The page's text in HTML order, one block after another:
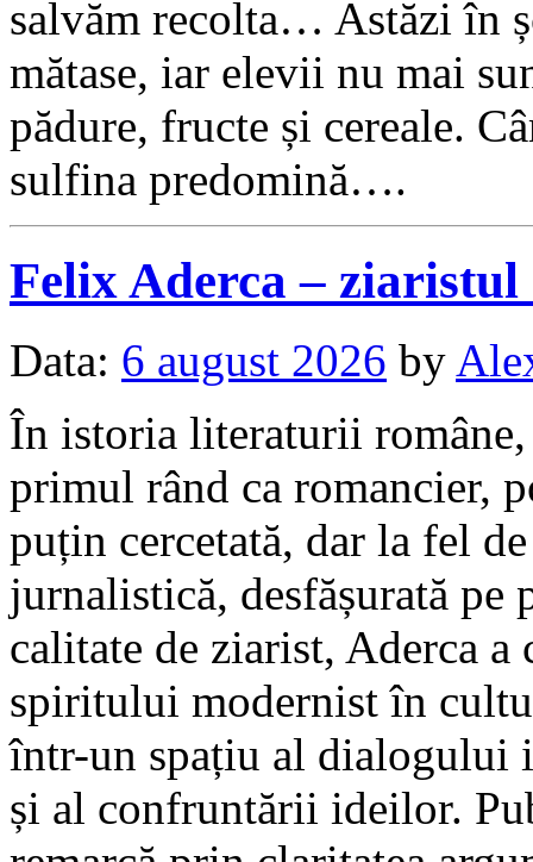
salvăm recolta… Astăzi în
mătase, iar elevii nu mai
pădure, fructe și cereale.
sulfina predomină….
Felix Aderca –
Data: 6 august 2026 by
În istoria literaturii
primul rând ca romancier,
puțin cercetată, dar la fel
jurnalistică, desfășurată pe
calitate de ziarist, Aderca
spiritului modernist în
într-un spațiu al dialogului
și al confruntării ideilor.